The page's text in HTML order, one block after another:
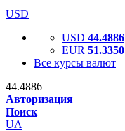
USD
USD 44.4886
EUR 51.3350
Все курсы валют
44.4886
Авторизация
Поиск
UA